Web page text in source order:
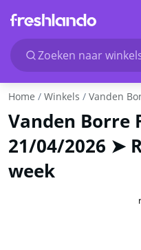
Zoeken naar
Home Winkels Vanden
Vanden Borre
21/04/2026 ➤
week